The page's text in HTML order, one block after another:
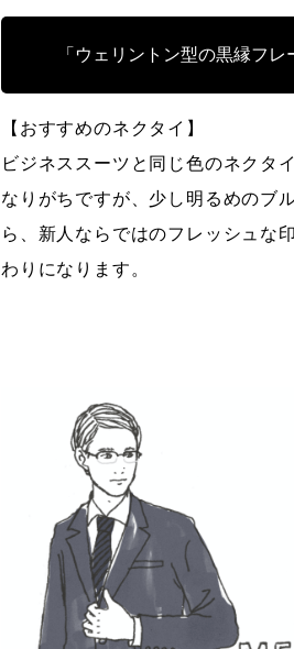
「ウェリントン型の黒縁フ
【おすすめのネクタイ】
ビジネススーツと同じ色のネクタ
なりがちですが、少し明るめのブ
ら、新人ならではのフレッシュな
わりになります。